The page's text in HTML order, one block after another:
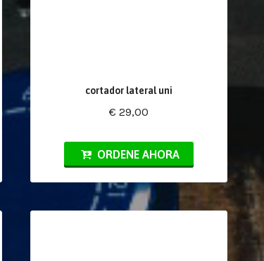
cortador lateral uni
€ 29,00
ORDENE AHORA